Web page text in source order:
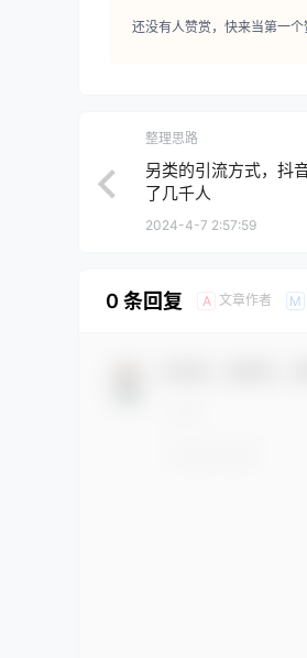
还没有人赞赏，快来当第一个
整理思路
另类的引流方式，抖
了几千人
2024-4-7 2:57:59
0 条回复 A 文章作者 M